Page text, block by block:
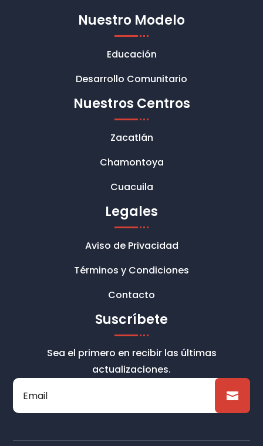
Nuestro Modelo
Educación
Desarrollo Comunitario
Nuestros Centros
Zacatlán
Chamontoya
Cuacuila
Legales
Aviso de Privacidad
Términos y Condiciones
Contacto
Suscríbete
Sea el primero en recibir las últimas
actualizaciones.